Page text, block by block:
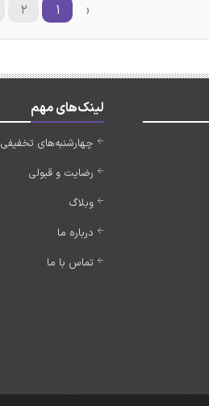
‹ ۱ ۲
لینک‌های مهم
چهارشنبه‌های تخفیفی
رضایت و قبولی
وبلاگ
درباره ما
تماس با ما